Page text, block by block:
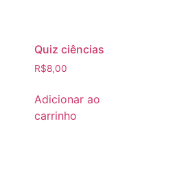
Quiz ciências
R$8,00
Adicionar ao
carrinho